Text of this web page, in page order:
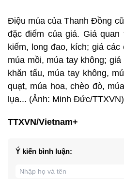
Điệu múa của Thanh Đồng
đặc điểm của giá. Giá
kiếm, long đao, kích; giá
múa mồi, múa tay không;
khăn tấu, múa tay không,
quạt, múa hoa, chèo đò,
lụa... (Ảnh: Minh Đức/TTXVN)
TTXVN/Vietnam+
Ý kiến bình luận: